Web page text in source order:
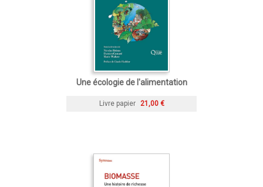
Une écologie de l'alimentation
Livre papier 21,00 €